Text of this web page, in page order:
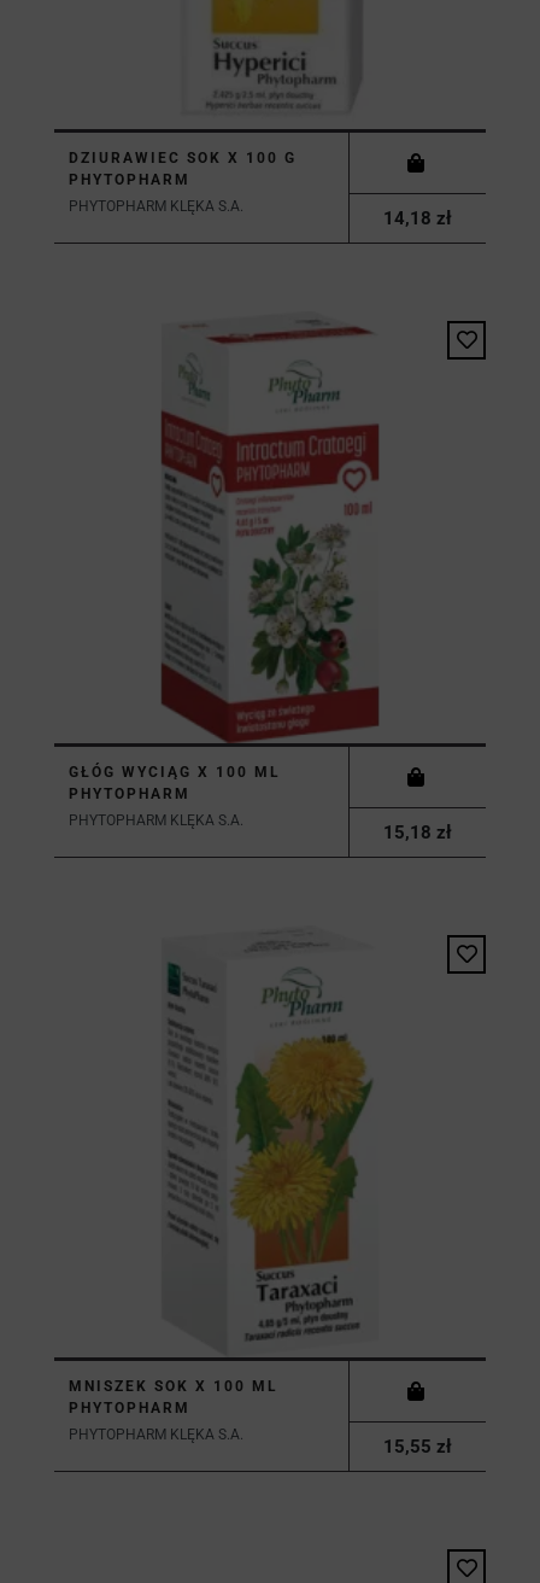
DZIURAWIEC SOK X 100 G
PHYTOPHARM
PHYTOPHARM KLĘKA S.A.
14,18 zł
GŁÓG WYCIĄG X 100 ML
PHYTOPHARM
PHYTOPHARM KLĘKA S.A.
15,18 zł
MNISZEK SOK X 100 ML
PHYTOPHARM
PHYTOPHARM KLĘKA S.A.
15,55 zł